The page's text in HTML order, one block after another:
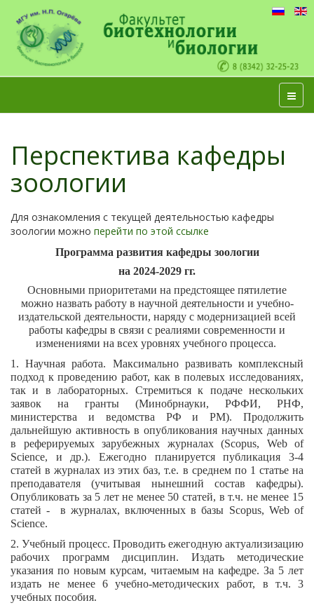
Перспектива кафедры
зоологии
Для ознакомления с текущей деятельностью кафедры
зоологии можно перейти по этой ссылке
Программа развития кафедры зоологии
на 2024-2029 гг.
Основными приоритетами на предстоящее пятилетие
можно назвать работу в научной деятельности и учебно-
издательской деятельности, наряду с модернизацией всей
работы кафедры в связи с реалиями современности и
изменениями на всех уровнях учебного процесса.
1. Научная работа. Максимально развивать комплексный
подход к проведению работ, как в полевых исследованиях,
так и в лабораторных. Стремиться к подаче нескольких
заявок на гранты (Минобрнауки, РФФИ, РНФ,
министерства и ведомства РФ и РМ). Продолжить
дальнейшую активность в опубликования научных данных
в реферируемых зарубежных журналах (Scopus, Web of
Science, и др.). Ежегодно планируется публикация 3-4
статей в журналах из этих баз, т.е. в среднем по 1 статье на
преподавателя (учитывая нынешний состав кафедры).
Опубликовать за 5 лет не менее 50 статей, в т.ч. не менее 15
статей - в журналах, включенных в базы Scopus, Web of
Science.
2. Учебный процесс. Проводить ежегодную актуализизацию
рабочих программ дисциплин. Издать методические
указания по новым курсам, читаемым на кафедре. За 5 лет
издать не менее 6 учебно-методических работ, в т.ч. 3
учебных пособия.